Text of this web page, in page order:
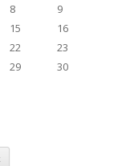
8
9
15
16
22
23
29
30